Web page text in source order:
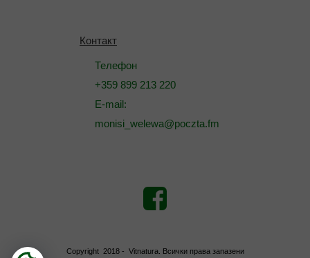
Контакт
Телефон
+359 899 213 220
E-mail:
monisi_welewa@poczta.fm
Copyright 2018 - Vitnatura. Всички права запазени